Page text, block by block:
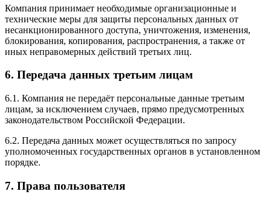
Компания принимает необходимые организационные и
технические меры для защиты персональных данных от
несанкционированного доступа, уничтожения, изменения,
блокирования, копирования, распространения, а также от
иных неправомерных действий третьих лиц.
6. Передача данных третьим лицам
6.1. Компания не передаёт персональные данные третьим
лицам, за исключением случаев, прямо предусмотренных
законодательством Российской Федерации.
6.2. Передача данных может осуществляться по запросу
уполномоченных государственных органов в установленном
порядке.
7. Права пользователя